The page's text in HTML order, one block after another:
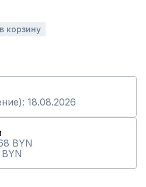
корзину
18.08.2026
BYN